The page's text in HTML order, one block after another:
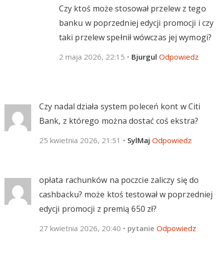
Czy ktoś może stosował przelew z tego
banku w poprzedniej edycji promocji i czy
taki przelew spełnił wówczas jej wymogi?
2 maja 2026, 22:15 • Bjurgul Odpowiedz
Czy nadal działa system poleceń kont w Citi
Bank, z którego można dostać coś ekstra?
25 kwietnia 2026, 21:51 • SylMaj Odpowiedz
opłata rachunków na poczcie zaliczy się do
cashbacku? może ktoś testował w poprzedniej
edycji promocji z premią 650 zł?
27 kwietnia 2026, 20:40 • pytanie Odpowiedz